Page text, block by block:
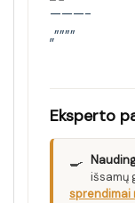
———-
„””””
Eksperto
🍳
išsamų
sprendimai